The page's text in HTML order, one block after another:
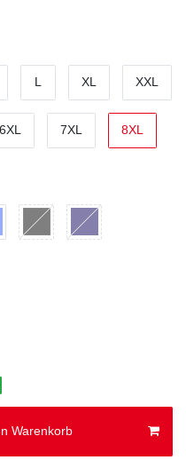
L XL XXL
6XL 7XL 8XL
Warenkorb